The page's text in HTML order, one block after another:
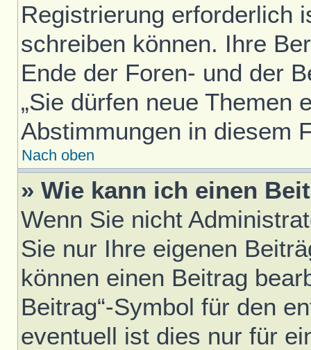
Registrierung erforderlich
schreiben können. Ihre
Ende der Foren- und der
„Sie dürfen neue Themen
Abstimmungen in diesem
Nach oben
» Wie kann ich einen
Wenn Sie nicht
Sie nur Ihre eigenen
können einen Beitrag
Beitrag“-Symbol für den
eventuell ist dies nur für